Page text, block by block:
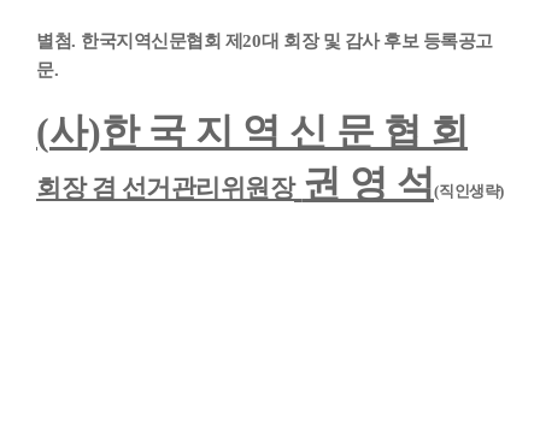
별첨. 한국지역신문협회 제 20대 회장 및 감사 후보 등록공고
문.
(사)한 국 지 역 신 문 협 회
회장 겸 선거관리위원장 권 영 석 (직인생략)